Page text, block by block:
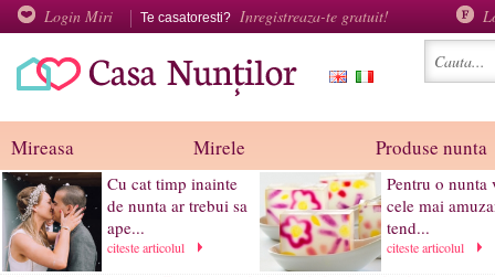
Login Miri Te casatoresti? Inregistreaza-te gratuit!
Mireasa Mirele Produse nunta
Cu cat timp inainte
de nunta ar trebui sa
ape...
citeste articolul
Pentru o nunta
cele mai
tend...
citeste articolul